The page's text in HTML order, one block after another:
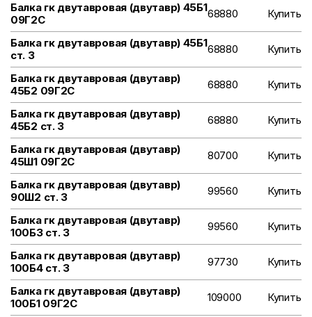
Балка гк двутавровая (двутавр) 45Б1
09Г2С
68880 Купить
Балка гк двутавровая (двутавр) 45Б1
ст. 3
68880 Купить
Балка гк двутавровая (двутавр)
45Б2 09Г2С
68880 Купить
Балка гк двутавровая (двутавр)
45Б2 ст. 3
68880 Купить
Балка гк двутавровая (двутавр)
45Ш1 09Г2С
80700 Купить
Балка гк двутавровая (двутавр)
90Ш2 ст. 3
99560 Купить
Балка гк двутавровая (двутавр)
100Б3 ст. 3
99560 Купить
Балка гк двутавровая (двутавр)
100Б4 ст. 3
97730 Купить
Балка гк двутавровая (двутавр)
100Б1 09Г2С
109000 Купить